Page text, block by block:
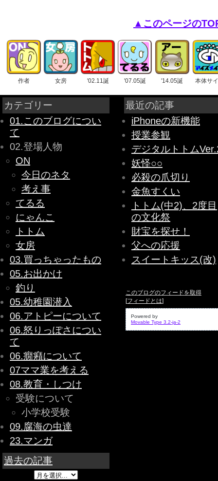
▲このページの
作者 女房 '02.11誕 '07.05誕 '14.05誕 本体サ
カテゴリー
01.このブログについ
て
02.登場人物
ON
今日のネタ
考え事
てるる
にゃんこ
トトム
女房
03.買っちゃったもの
05.お出かけ
釣り
05.幼稚園潜入
06.アトピーについて
06.怒りっぽさについ
て
06.癇癪について
07ママ業を考える
08.教育・しつけ
受験について
小学校受験
09.腐海の虫達
23.マンガ
過去の記事
最近の記事
iPhoneの新機能
授業参観
デジタルトトム
妖怪○○
必殺の爪切り
金魚すくい
トトム(中2)、2度目
の文化祭
財宝を探せ！
父への応援
スイートキッス(改)
このブログのフィードを取得
[フィードとは]
Powered by
Movable Type 3.2-ja-2